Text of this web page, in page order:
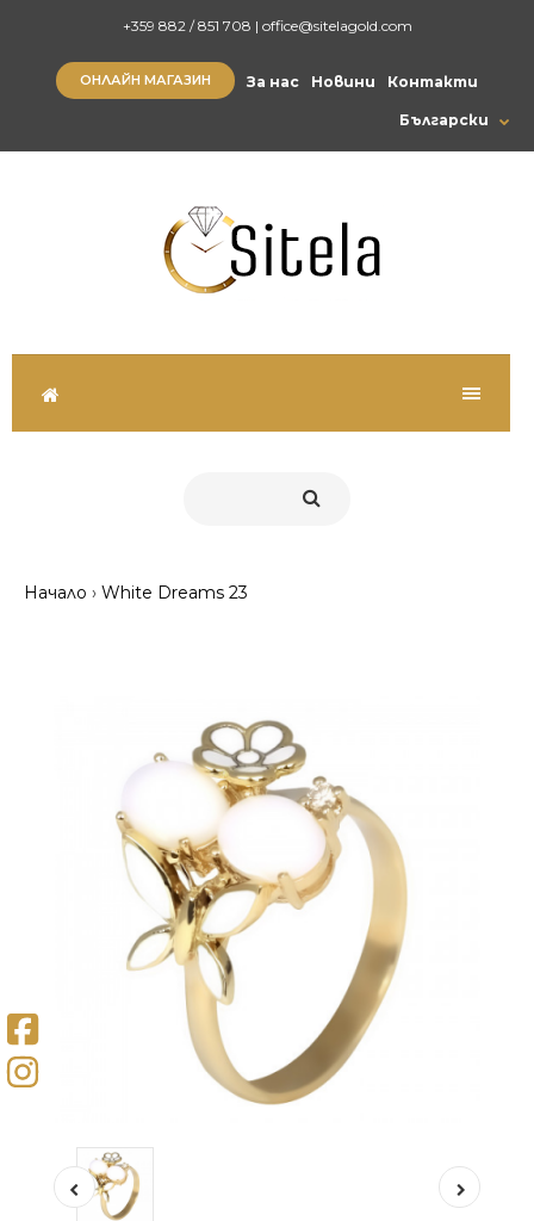
+359 882 / 851 708 | office@sitelagold.com
Български
ОНЛАЙН МАГАЗИН За нас Новини Контакти
Начало White Dreams 23